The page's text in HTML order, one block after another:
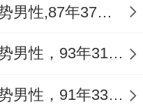
作伙伴发生争
可借助流年九宫飞
摆放祥安阁龟蛇延
1987年属兔人2024年运势男性,87年37岁属兔男2024年每月运程怎么样
1993年属鸡人2024年运势男性，93年31岁属鸡男2024年每月运程怎么样
1991年属羊人2024年运势男性，91年33岁属羊男2024年每月运程怎么样